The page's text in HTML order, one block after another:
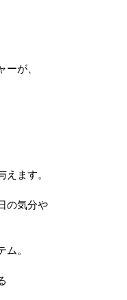
が、
ます。
の気分や
。